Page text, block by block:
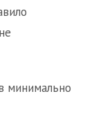
минимально